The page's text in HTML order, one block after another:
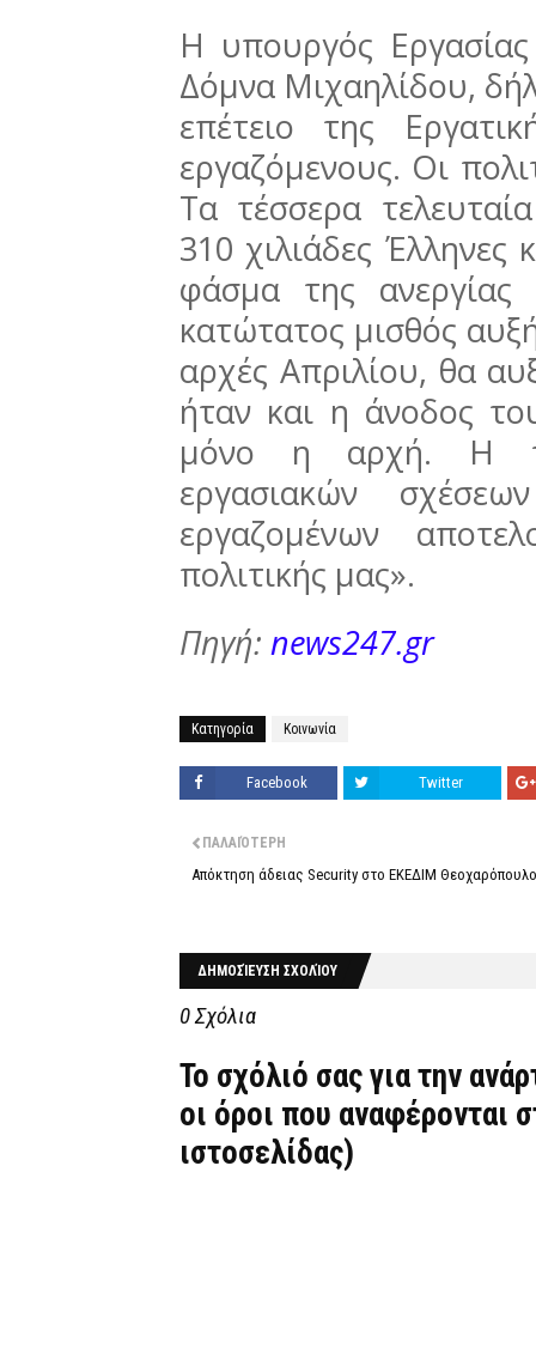
Η υπουργός
Δόμνα Μιχαηλίδου,
επέτειο της
εργαζόμενους. Οι
Τα τέσσερα
310 χιλιάδες Έλληνες
φάσμα της
κατώτατος μισθός
αρχές Απριλίου, θα
ήταν και η άνοδος
μόνο η αρχή. Η
εργασιακών
εργαζομένων
πολιτικής μας».
Πηγή: news247.gr
Κατηγορία Κοινωνία
Facebook Twitter
ΠΑΛΑΙΌΤΕΡΗ
Απόκτηση άδειας Security στο ΕΚΕΔΙΜ
ΔΗΜΟΣΊΕΥΣΗ ΣΧΟΛΊΟΥ
0 Σχόλια
Το σχόλιό σας για την
οι όροι που αναφέρονται
ιστοσελίδας)